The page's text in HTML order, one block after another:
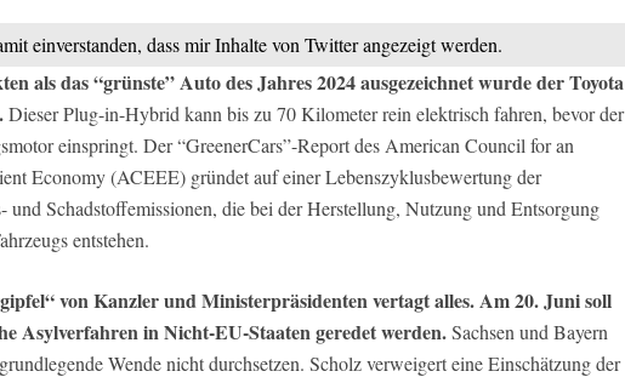
einverstanden, dass mir Inhalte von Twitter angezeigt werden.
als das “grünste” Auto des Jahres 2024 ausgezeichnet wurde der Toyota
Dieser Plug-in-Hybrid kann bis zu 70 Kilometer rein elektrisch fahren, bevor der
einspringt. Der “GreenerCars”-Report des American Council for an
Economy (ACEEE) gründet auf einer Lebenszyklusbewertung der
und Schadstoffemissionen, die bei der Herstellung, Nutzung und Entsorgung
entstehen.
von Kanzler und Ministerpräsidenten vertagt alles. Am 20. Juni soll
Asylverfahren in Nicht-EU-Staaten geredet werden.Sachsen und Bayern
Wende nicht durchsetzen. Scholz verweigert eine Einschätzung der